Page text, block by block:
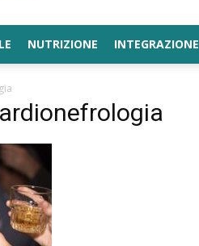
NUTRIZIONE INTEGRAZIONE